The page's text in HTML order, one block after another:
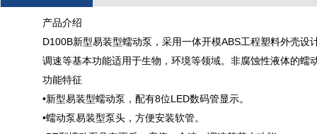
产品介绍
D100B新型易装型蠕动泵，采用一体开模ABS工程塑料外壳
调速等基本功能适用于生物，环境等领域。非腐蚀性液体的蠕
功能特征
•新型易装型蠕动泵，配有8位LED数码管显示。
•蠕动泵易装型泵头，方便安装软管。